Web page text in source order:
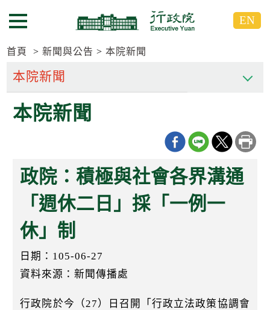
到
要
區
到
要
區
選單按鈕 EN
首頁 新聞與公告 本院新聞
本院新聞
政院：積極與社會各界溝通
「週休二日」採「一例一
休」制
日期：105-06-27
資料來源：新聞傳播處
行政院於今（27）日召開「行政立法政策協調會